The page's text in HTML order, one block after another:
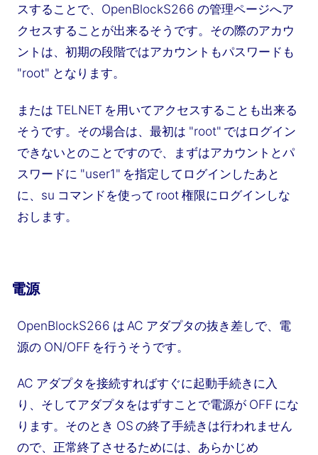
スすることで、OpenBlockS266 の管理ページへア
クセスすることが出来るそうです。その際のアカウ
ントは、初期の段階ではアカウントもパスワードも
"root" となります。
または TELNET を用いてアクセスすることも出来る
そうです。その場合は、最初は "root" ではログイン
できないとのことですので、まずはアカウントとパ
スワードに "user1" を指定してログインしたあと
に、su コマンドを使って root 権限にログインしな
おします。
電源
OpenBlockS266 は AC アダプタの抜き差しで、電
源の ON/OFF を行うそうです。
AC アダプタを接続すればすぐに起動手続きに入
り、そしてアダプタをはずすことで電源が OFF にな
ります。そのとき OS の終了手続きは行われません
ので、正常終了させるためには、あらかじめ